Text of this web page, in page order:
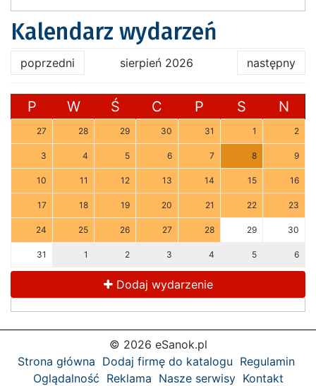
Kalendarz wydarzeń
poprzedni sierpień 2026 następny
P W Ś C P S N
27 28 29 30 31 1 2
3 4 5 6 7 8 9
10 11 12 13 14 15 16
17 18 19 20 21 22 23
24 25 26 27 28 29 30
31 1 2 3 4 5 6
Dodaj wydarzenie
© 2026 eSanok.pl
Strona główna Dodaj firmę do katalogu Regulamin
Oglądalność Reklama Nasze serwisy Kontakt